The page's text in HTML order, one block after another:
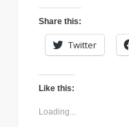
Share this:
Twitter
Like this:
Loading...